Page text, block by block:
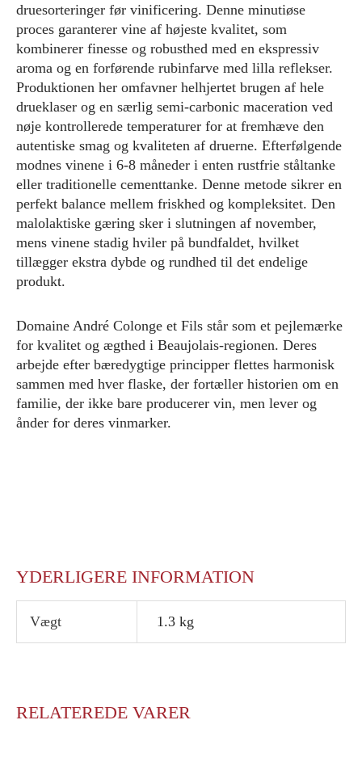
druesorteringer før vinificering. Denne minutiøse
proces garanterer vine af højeste kvalitet, som
kombinerer finesse og robusthed med en ekspressiv
aroma og en forførende rubinfarve med lilla reflekser.
Produktionen her omfavner helhjertet brugen af hele
drueklaser og en særlig semi-carbonic maceration ved
nøje kontrollerede temperaturer for at fremhæve den
autentiske smag og kvaliteten af druerne. Efterfølgende
modnes vinene i 6-8 måneder i enten rustfrie ståltanke
eller traditionelle cementtanke. Denne metode sikrer en
perfekt balance mellem friskhed og kompleksitet. Den
malolaktiske gæring sker i slutningen af november,
mens vinene stadig hviler på bundfaldet, hvilket
tillægger ekstra dybde og rundhed til det endelige
produkt.
Domaine André Colonge et Fils står som et pejlemærke
for kvalitet og ægthed i Beaujolais-regionen. Deres
arbejde efter bæredygtige principper flettes harmonisk
sammen med hver flaske, der fortæller historien om en
familie, der ikke bare producerer vin, men lever og
ånder for deres vinmarker.
YDERLIGERE INFORMATION
Vægt 1.3 kg
RELATEREDE VARER